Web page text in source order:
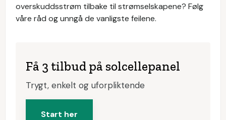
overskuddsstrøm tilbake til strømselskapene? Følg
våre råd og unngå de vanligste feilene.
Få 3 tilbud på solcellepanel
Trygt, enkelt og uforpliktende
Start her